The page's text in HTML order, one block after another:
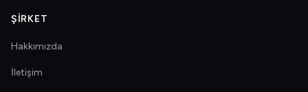
ŞIRKET
Hakkımızda
İletişim